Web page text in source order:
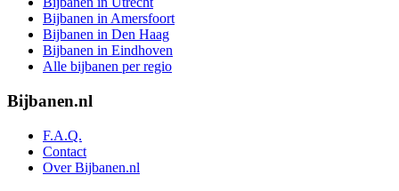
Bijbanen in Amersfoort
Bijbanen in Den Haag
Bijbanen in Eindhoven
Alle bijbanen per regio
Bijbanen.nl
F.A.Q.
Contact
Over Bijbanen.nl